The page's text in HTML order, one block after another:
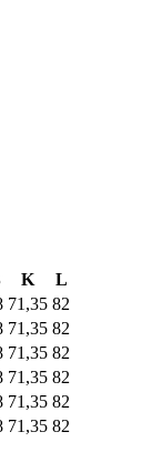
K
L
71,35 82
71,35 82
71,35 82
71,35 82
71,35 82
71,35 82